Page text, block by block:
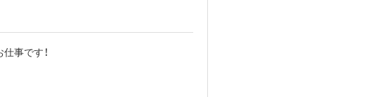
事です！